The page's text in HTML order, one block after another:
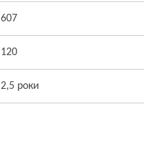
607
120
2,5 роки